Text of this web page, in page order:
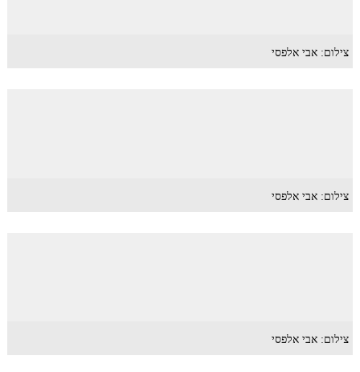
צילום: אבי אלפסי
צילום: אבי אלפסי
צילום: אבי אלפסי